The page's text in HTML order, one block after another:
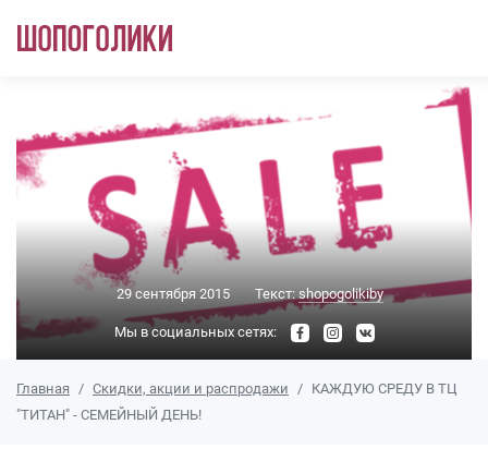
29 сентября 2015 Текст: shopogolikiby
Мы в социальных сетях:
Главная Скидки, акции и распродажи
КАЖДУЮ СРЕДУ В ТЦ
"ТИТАН" - СЕМЕЙНЫЙ ДЕНЬ!